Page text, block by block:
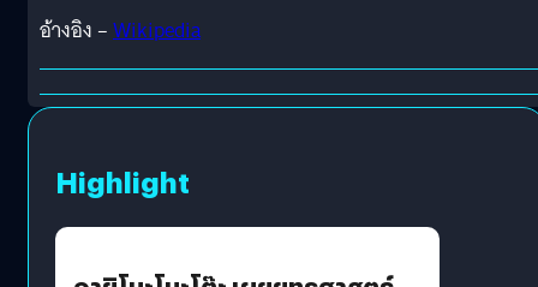
อ้างอิง –Wikipedia
Highlight